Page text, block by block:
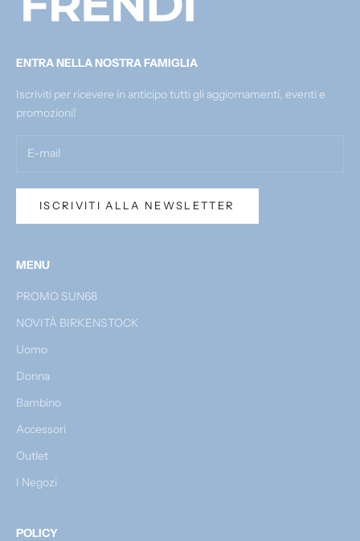
ENTRA NELLA NOSTRA FAMIGLIA
Iscriviti per ricevere in anticipo tutti gli aggiornamenti, eventi e
promozioni!
ISCRIVITI ALLA NEWSLETTER
MENU
PROMO SUN68
NOVITÀ BIRKENSTOCK
Uomo
Donna
Bambino
Accessori
Outlet
I Negozi
POLICY